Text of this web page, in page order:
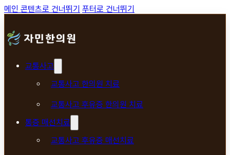
메인 콘텐츠로 건너뛰기 푸터로 건너뛰기
교통사고
교통사고 한의원 치료
교통사고 후유증 한의원 치료
통증 매선치료
교통사고 후유증 매선치료